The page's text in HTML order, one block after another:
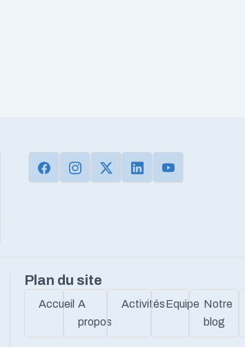
Plan du site
Accueil A
propos
ActivitésEquipe Notre
blog